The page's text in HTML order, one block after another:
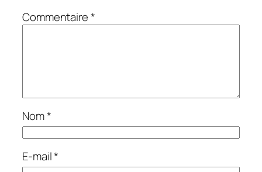
Commentaire*
Nom*
E-mail*